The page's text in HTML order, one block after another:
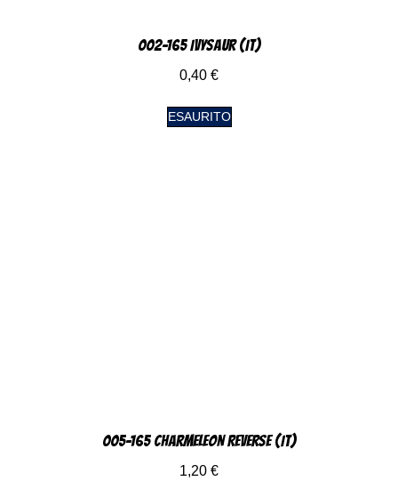
002-165 Ivysaur (IT)
0,40 €
ESAURITO
005-165 Charmeleon Reverse (IT)
1,20 €